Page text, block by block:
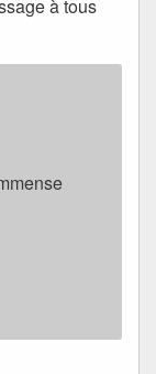
à tous